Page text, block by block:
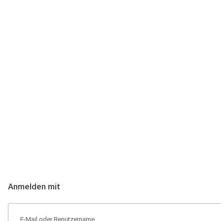
Anmelden mit